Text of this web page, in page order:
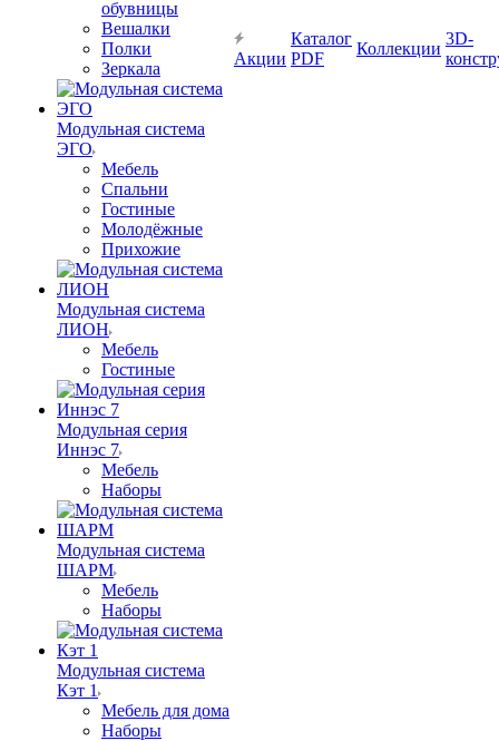
обувницы
Вешалки
Полки
Зеркала
Модульная система
ЭГО
Мебель
Спальни
Гостиные
Молодёжные
Прихожие
Модульная система
ЛИОН
Мебель
Гостиные
Модульная серия
Иннэс 7
Мебель
Наборы
Модульная система
ШАРМ
Мебель
Наборы
Модульная система
Кэт 1
Мебель для дома
Наборы
Акции
Каталог
PDF
Коллекции
3D-